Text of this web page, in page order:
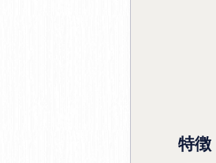
特徴